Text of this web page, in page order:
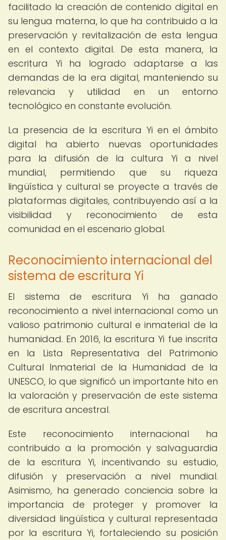
facilitado la creación de contenido digital en
su lengua materna, lo que ha contribuido a la
preservación y revitalización de esta lengua
en el contexto digital. De esta manera, la
escritura Yi ha logrado adaptarse a las
demandas de la era digital, manteniendo su
relevancia y utilidad en un entorno
tecnológico en constante evolución.
La presencia de la escritura Yi en el ámbito
digital ha abierto nuevas oportunidades
para la difusión de la cultura Yi a nivel
mundial, permitiendo que su riqueza
lingüística y cultural se proyecte a través de
plataformas digitales, contribuyendo así a la
visibilidad y reconocimiento de esta
comunidad en el escenario global.
Reconocimiento internacional del
sistema de escritura Yi
El sistema de escritura Yi ha ganado
reconocimiento a nivel internacional como un
valioso patrimonio cultural e inmaterial de la
humanidad. En 2016, la escritura Yi fue inscrita
en la Lista Representativa del Patrimonio
Cultural Inmaterial de la Humanidad de la
UNESCO, lo que significó un importante hito en
la valoración y preservación de este sistema
de escritura ancestral.
Este reconocimiento internacional ha
contribuido a la promoción y salvaguardia
de la escritura Yi, incentivando su estudio,
difusión y preservación a nivel mundial.
Asimismo, ha generado conciencia sobre la
importancia de proteger y promover la
diversidad lingüística y cultural representada
por la escritura Yi, fortaleciendo su posición